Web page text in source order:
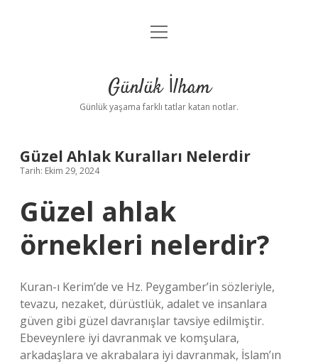
Anasayfa
Yasal Uyarı
menüyü
Günlük İlham
Günlük yaşama farklı tatlar katan notlar.
Güzel Ahlak Kuralları Nelerdir
Tarih: Ekim 29, 2024
Güzel ahlak
örnekleri nelerdir?
Kuran-ı Kerim’de ve Hz. Peygamber’in sözleriyle,
tevazu, nezaket, dürüstlük, adalet ve insanlara
güven gibi güzel davranışlar tavsiye edilmiştir.
Ebeveynlere iyi davranmak ve komşulara,
arkadaşlara ve akrabalara iyi davranmak, İslam’ın